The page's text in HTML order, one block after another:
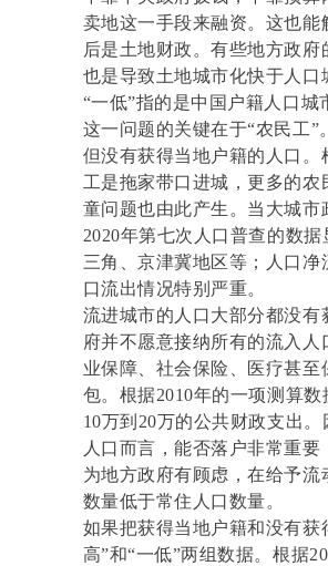
卖地这一手段来融资。这也
后是土地财政。有些地方政
也是导致土地城市化快于人口
“一低”指的是中国户籍人口城
这一问题的关键在于“农民工
但没有获得当地户籍的人口
工是拖家带口进城，更多的
童问题也由此产生。当大城
2020年第七次人口普查的数
三角、京津冀地区等；人口
口流出情况特别严重。
流进城市的人口大部分都没
府并不愿意接纳所有的流入
业保障、社会保险、医疗甚
包。根据2010年的一项测算
10万到20万的公共财政支出
人口而言，能否落户非常重
为地方政府有顾虑，在给予
数量低于常住人口数量。
如果把获得当地户籍和没有
高”和“一低”两组数据。根据